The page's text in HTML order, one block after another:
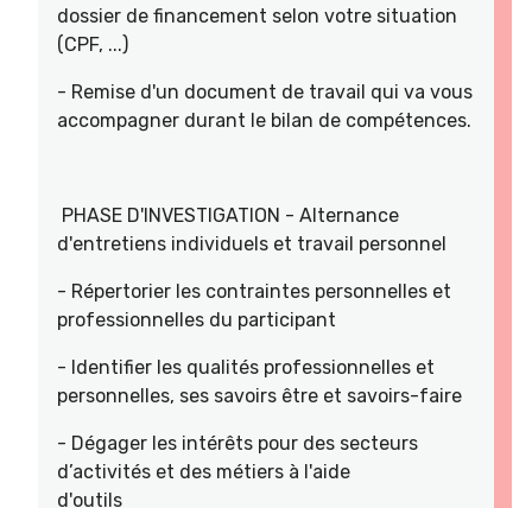
dossier de financement selon votre situation
(CPF, ...)
- Remise d'un document de travail qui va vous
accompagner durant le bilan de compétences.
PHASE D'INVESTIGATION - Alternance
d'entretiens individuels et travail personnel
- Répertorier les contraintes personnelles et
professionnelles du participant
- Identifier les qualités professionnelles et
personnelles, ses savoirs être et savoirs-faire
- Dégager les intérêts pour des secteurs
d’activités et des métiers à l'aide
d'outils